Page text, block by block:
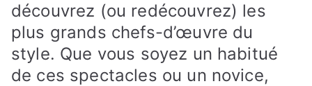
découvrez (ou redécouvrez) les
plus grands chefs-d’œuvre du
style. Que vous soyez un habitué
de ces spectacles ou un novice,